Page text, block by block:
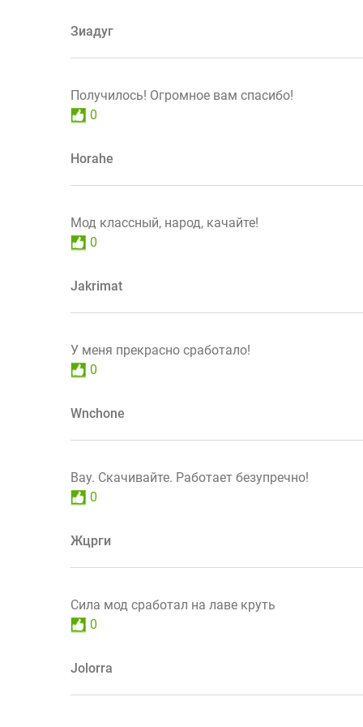
Зиадуг
Получилось! Огромное вам спасибо!
0
Horahe
Мод классный, народ, качайте!
0
Jakrimat
У меня прекрасно сработало!
0
Wnchone
Вау. Скачивайте. Работает безупречно!
0
Жцрги
Сила мод сработал на лаве круть
0
Jolorra